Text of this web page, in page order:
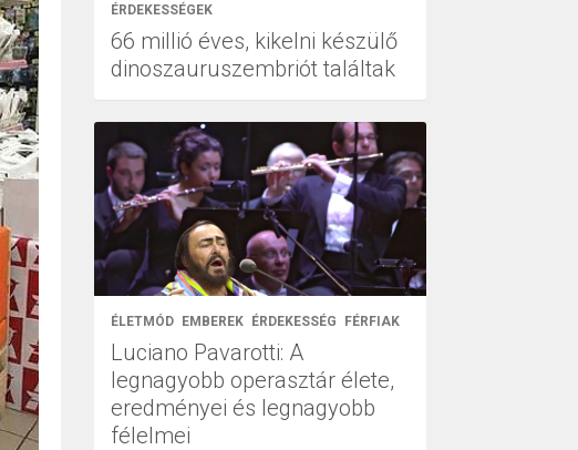
ÉRDEKESSÉGEK
66 millió éves, kikelni készülő
dinoszauruszembriót találtak
ÉLETMÓD EMBEREK ÉRDEKESSÉG FÉRFIAK
Luciano Pavarotti: A
legnagyobb operasztár élete,
eredményei és legnagyobb
félelmei